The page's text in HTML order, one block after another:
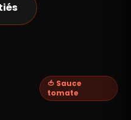
🍅 Sauce
tomate